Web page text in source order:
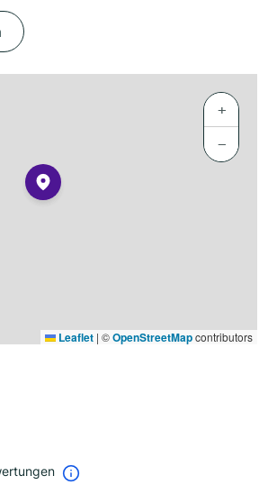
+
−
Leaflet | ©OpenStreetMapcontributors